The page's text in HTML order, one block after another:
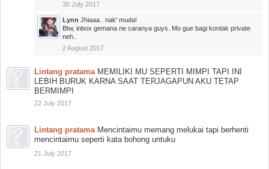
30 July 2017
Lynn Jhiaaa.. nak' muda!
Btw, inbox gemana ne caranya guys. Mo gue bagi kontak private
neh..
2 August 2017
Lintang pratama MEMILIKI MU SEPERTI MIMPI TAPI INI
LEBIH BURUK KARNA SAAT TERJAGAPUN AKU TETAP
BERMIMPI
22 July 2017
Lintang pratama Mencintaimu memang melukai tapi berhenti
mencintaimu seperti kata bohong untuku
21 July 2017